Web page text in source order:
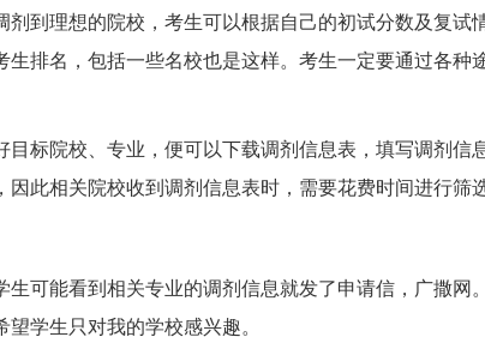
剂到理想的院校，考生可以根据自己的初试分数及复
生排名，包括一些名校也是这样。考生一定要通过各
目标院校、专业，便可以下载调剂信息表，填写调剂
此相关院校收到调剂信息表时，需要花费时间进行筛
可能看到相关专业的调剂信息就发了申请信，广撒网
学生只对我的学校感兴趣。